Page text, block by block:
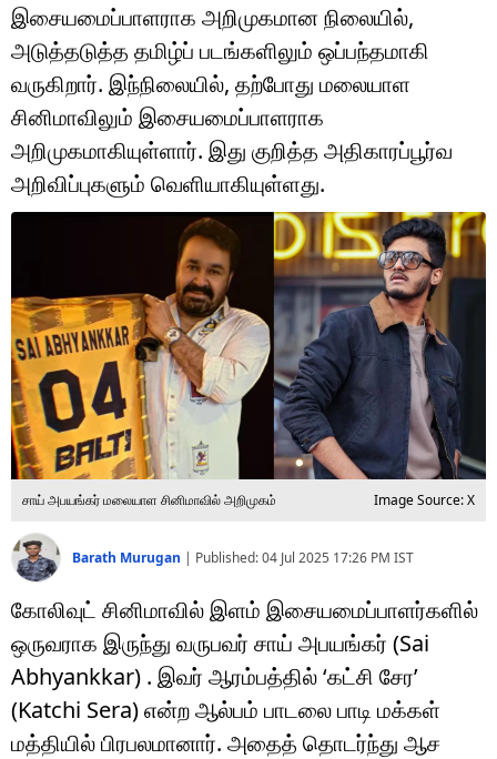
டெக்னாலஜி
ஆன்மீகம்
வைரல்
ஹெஃல்த்
போட்டோ கேலரி
இசையமைப்பாளராக அறிமுகமான நிலையில்,
அடுத்தடுத்த தமிழ்ப் படங்களிலும் ஒப்பந்தமாகி
வருகிறார். இந்நிலையில், தற்போது மலையாள
சினிமாவிலும் இசையமைப்பாளராக
அறிமுகமாகியுள்ளார். இது குறித்த அதிகாரப்பூர்வ
அறிவிப்புகளும் வெளியாகியுள்ளது.
சாய் அபயங்கர் மலையாள சினிமாவில் அறிமுகம் Image Source: X
Barath Murugan | Published:04 Jul 2025 17:26 PM IST
கோலிவுட் சினிமாவில் இளம் இசையமைப்பாளர்களில்
ஒருவராக இருந்து வருபவர் சாய் அபயங்கர் (Sai
Abhyankkar) . இவர் ஆரம்பத்தில் ‘கட்சி சேர’
(Katchi Sera) என்ற ஆல்பம் பாடலை பாடி மக்கள்
மத்தியில் பிரபலமானார். அதைத் தொடர்ந்து ஆச